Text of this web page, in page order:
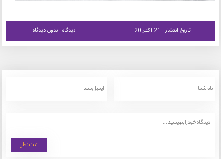
تاریخ انتشار : 21 اکتبر 20 دیدگاه : بدون دیدگاه